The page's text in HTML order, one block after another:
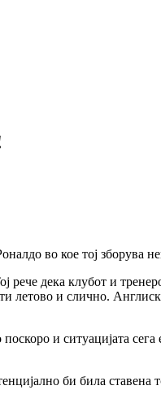
во кое тој зборува
рече дека клубот и
летово и слично.
и ситуацијата
би била ставена